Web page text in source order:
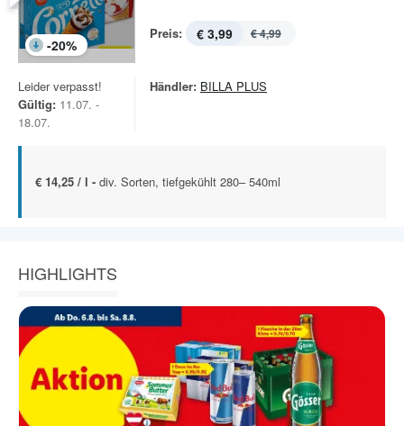
-20%
Preis: € 3,99 € 4,99
Leider verpasst!
Gültig: 11.07. -
18.07.
Händler: BILLA PLUS
€ 14,25 / l - div. Sorten, tiefgekühlt 280– 540ml
HIGHLIGHTS